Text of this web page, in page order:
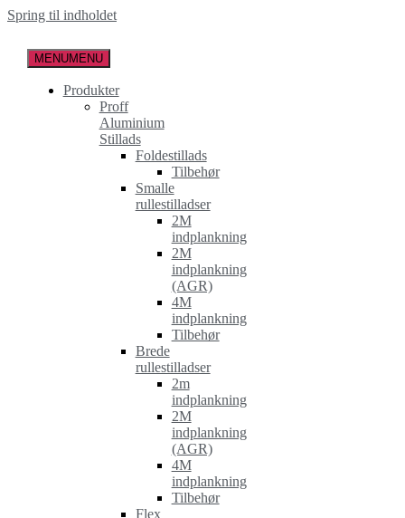
Spring til indholdet
MENUMENU
Produkter
Proff
Aluminium
Stillads
Foldestillads
Tilbehør
Smalle
rullestilladser
2M
indplankning
2M
indplankning
(AGR)
4M
indplankning
Tilbehør
Brede
rullestilladser
2m
indplankning
2M
indplankning
(AGR)
4M
indplankning
Tilbehør
Flex